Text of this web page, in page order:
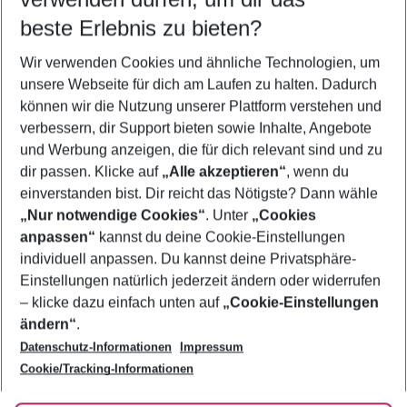
5-8 Nächte
2 Erwachsene Keine Kinder
Mehr Filter anzeigen
Footer
Footer navigation
Über uns
AGB
Bestpreisgarantie
Cookie-Einstellungen ändern
Cookie-Richtlinie
Agenturbetreuung
Barrierefreies Reisen
Folge uns
beste Erlebnis zu bieten?
Wir verwenden Cookies und ähnliche Technologien, um
unsere Webseite für dich am Laufen zu halten. Dadurch
können wir die Nutzung unserer Plattform verstehen und
verbessern, dir Support bieten sowie Inhalte, Angebote
und Werbung anzeigen, die für dich relevant sind und zu
dir passen. Klicke auf „Alle akzeptieren“, wenn du
einverstanden bist. Dir reicht das Nötigste? Dann wähle
„Nur notwendige Cookies“. Unter „Cookies
anpassen“ kannst du deine Cookie-Einstellungen
individuell anpassen. Du kannst deine Privatsphäre-
Einstellungen natürlich jederzeit ändern oder widerrufen
– klicke dazu einfach unten auf „Cookie-Einstellungen
ändern“.
Datenschutz-Informationen
Impressum
Cookie/Tracking-Informationen